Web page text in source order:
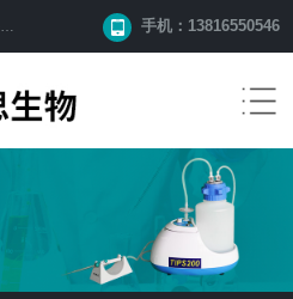
手机：13816550546